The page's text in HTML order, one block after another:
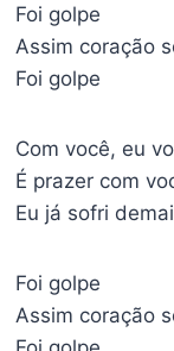
Foi golpe
Assim coração
Foi golpe
Com você, eu
É prazer com
Eu já sofri
Foi golpe
Assim coração